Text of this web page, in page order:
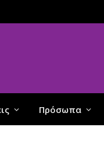
Πρόσωπα